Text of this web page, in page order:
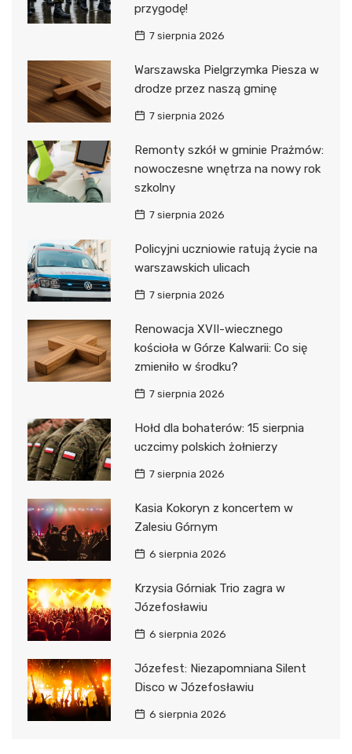
przygodę!
7 sierpnia 2026
Warszawska Pielgrzymka Piesza w
drodze przez naszą gminę
7 sierpnia 2026
Remonty szkół w gminie Prażmów:
nowoczesne wnętrza na nowy rok
szkolny
7 sierpnia 2026
Policyjni uczniowie ratują życie na
warszawskich ulicach
7 sierpnia 2026
Renowacja XVII-wiecznego
kościoła w Górze Kalwarii: Co się
zmieniło w środku?
7 sierpnia 2026
Hołd dla bohaterów: 15 sierpnia
uczcimy polskich żołnierzy
7 sierpnia 2026
Kasia Kokoryn z koncertem w
Zalesiu Górnym
6 sierpnia 2026
Krzysia Górniak Trio zagra w
Józefosławiu
6 sierpnia 2026
Józefest: Niezapomniana Silent
Disco w Józefosławiu
6 sierpnia 2026